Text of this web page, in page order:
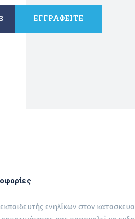
ΕΓΓΡΑΦΕΙΤΕ
εκπαιδευτής ενηλίκων στον